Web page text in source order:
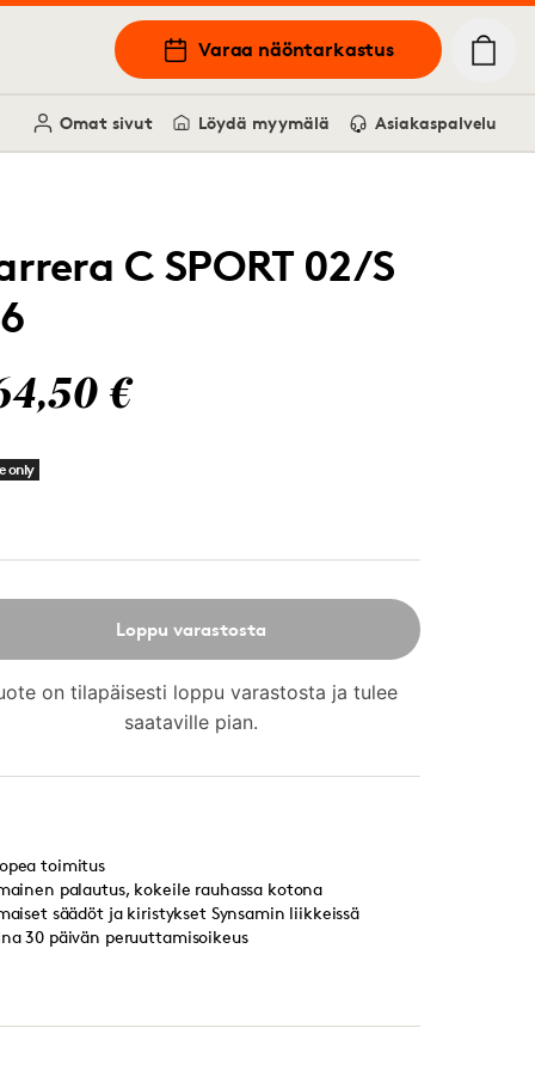
Varaa näöntarkastus
Omat sivut Löydä myymälä Asiakaspalvelu
C SPORT 02/S
€
only
Loppu varastosta
on tilapäisesti loppu varastosta ja tulee
saataville pian.
toimitus
palautus, kokeile rauhassa kotona
säädöt ja kiristykset Synsamin liikkeissä
30 päivän peruuttamisoikeus